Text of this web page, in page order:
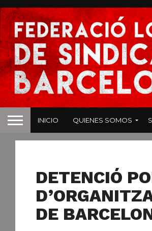
INICIO QUIENES SOMOS
DETENCIÓ
DE